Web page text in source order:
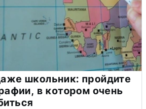
школьник: пройдите
в котором очень